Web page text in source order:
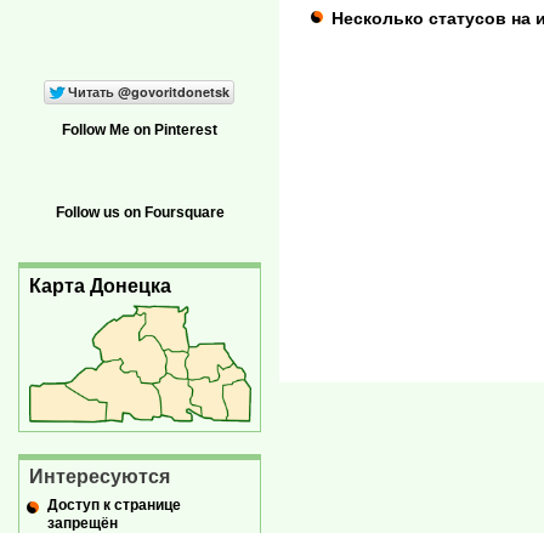
Несколько статусов на
Follow Me on Pinterest
Follow us on Foursquare
Карта Донецка
Интересуются
Доступ к странице
запрещён